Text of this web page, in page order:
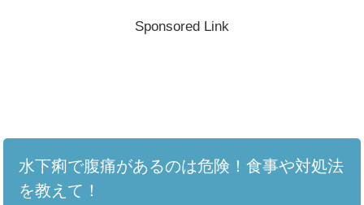
Sponsored Link
水下痢で腹痛があるのは危険！食事や対処法
を教えて！